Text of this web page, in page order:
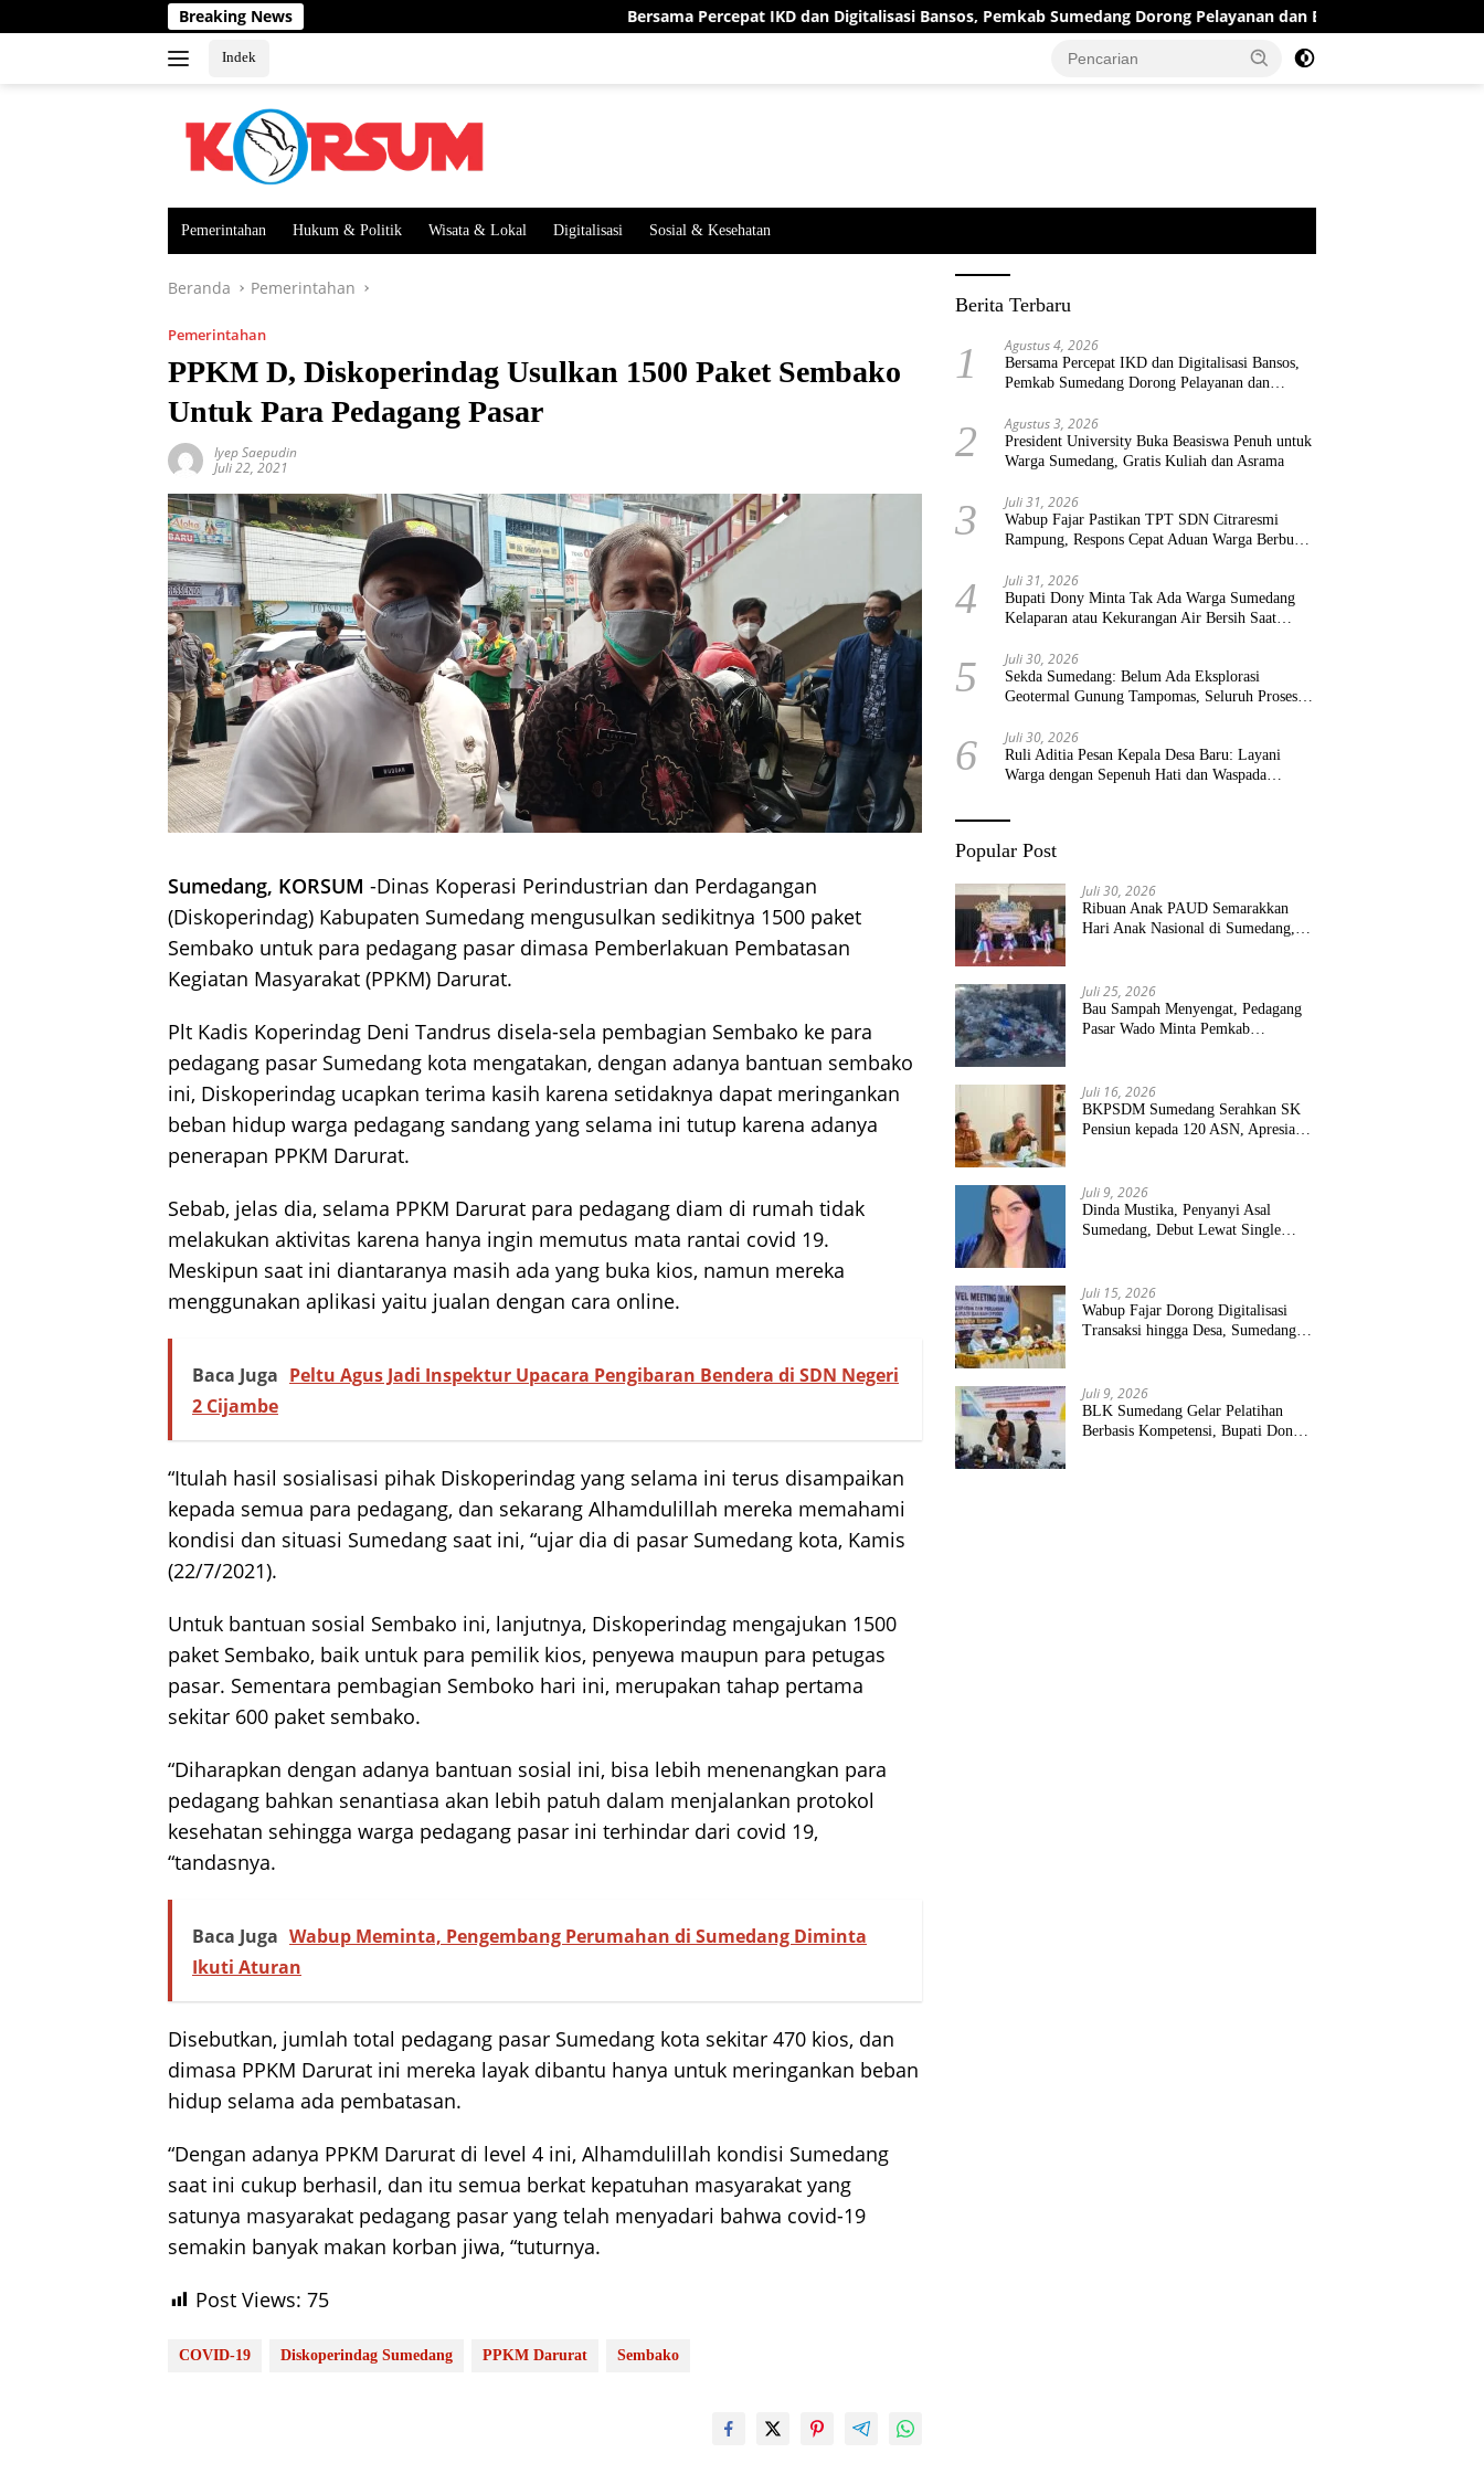
ke
Breaking News Bersama Percepat IKD dan Digitalisasi Bansos, Pemkab Sumedang Dorong Pelayanan dan Bantuan Tepat Sasaran
Indek
Pemerintahan Hukum & Politik Wisata & Lokal Digitalisasi Sosial & Kesehatan
Beranda Pemerintahan
Pemerintahan
PPKM D, Diskoperindag Usulkan 1500 Paket Sembako
Untuk Para Pedagang Pasar
Iyep Saepudin
Juli 22, 2021
Sumedang, KORSUM -Dinas Koperasi Perindustrian dan Perdagangan
(Diskoperindag) Kabupaten Sumedang mengusulkan sedikitnya 1500 paket
Sembako untuk para pedagang pasar dimasa Pemberlakuan Pembatasan
Kegiatan Masyarakat (PPKM) Darurat.
Plt Kadis Koperindag Deni Tandrus disela-sela pembagian Sembako ke para
pedagang pasar Sumedang kota mengatakan, dengan adanya bantuan sembako
ini, Diskoperindag ucapkan terima kasih karena setidaknya dapat meringankan
beban hidup warga pedagang sandang yang selama ini tutup karena adanya
penerapan PPKM Darurat.
Sebab, jelas dia, selama PPKM Darurat para pedagang diam di rumah tidak
melakukan aktivitas karena hanya ingin memutus mata rantai covid 19.
Meskipun saat ini diantaranya masih ada yang buka kios, namun mereka
menggunakan aplikasi yaitu jualan dengan cara online.
Baca Juga Peltu Agus Jadi Inspektur Upacara Pengibaran Bendera di SDN Negeri
2 Cijambe
“Itulah hasil sosialisasi pihak Diskoperindag yang selama ini terus disampaikan
kepada semua para pedagang, dan sekarang Alhamdulillah mereka memahami
kondisi dan situasi Sumedang saat ini, “ujar dia di pasar Sumedang kota, Kamis
(22/7/2021).
Untuk bantuan sosial Sembako ini, lanjutnya, Diskoperindag mengajukan 1500
paket Sembako, baik untuk para pemilik kios, penyewa maupun para petugas
pasar. Sementara pembagian Semboko hari ini, merupakan tahap pertama
sekitar 600 paket sembako.
“Diharapkan dengan adanya bantuan sosial ini, bisa lebih menenangkan para
pedagang bahkan senantiasa akan lebih patuh dalam menjalankan protokol
kesehatan sehingga warga pedagang pasar ini terhindar dari covid 19,
“tandasnya.
Baca Juga Wabup Meminta, Pengembang Perumahan di Sumedang Diminta
Ikuti Aturan
Disebutkan, jumlah total pedagang pasar Sumedang kota sekitar 470 kios, dan
dimasa PPKM Darurat ini mereka layak dibantu hanya untuk meringankan beban
hidup selama ada pembatasan.
“Dengan adanya PPKM Darurat di level 4 ini, Alhamdulillah kondisi Sumedang
saat ini cukup berhasil, dan itu semua berkat kepatuhan masyarakat yang
satunya masyarakat pedagang pasar yang telah menyadari bahwa covid-19
semakin banyak makan korban jiwa, “tuturnya.
Post Views: 75
COVID-19 Diskoperindag Sumedang PPKM Darurat Sembako
Berita Terbaru
1 Agustus 4, 2026
Bersama Percepat IKD dan Digitalisasi Bansos,
Pemkab Sumedang Dorong Pelayanan dan
2 Agustus 3, 2026
President University Buka Beasiswa Penuh untuk
Warga Sumedang, Gratis Kuliah dan Asrama
3 Juli 31, 2026
Wabup Fajar Pastikan TPT SDN Citraresmi
Rampung, Respons Cepat Aduan Warga Berbuah
4 Juli 31, 2026
Bupati Dony Minta Tak Ada Warga Sumedang
Kelaparan atau Kekurangan Air Bersih Saat
5 Juli 30, 2026
Sekda Sumedang: Belum Ada Eksplorasi
Geotermal Gunung Tampomas, Seluruh Proses
6 Juli 30, 2026
Ruli Aditia Pesan Kepala Desa Baru: Layani
Warga dengan Sepenuh Hati dan Waspada
Popular Post
Juli 30, 2026
Ribuan Anak PAUD Semarakkan
Hari Anak Nasional di Sumedang,
Juli 25, 2026
Bau Sampah Menyengat, Pedagang
Pasar Wado Minta Pemkab
Juli 16, 2026
BKPSDM Sumedang Serahkan SK
Pensiun kepada 120 ASN, Apresiasi
Juli 9, 2026
Dinda Mustika, Penyanyi Asal
Sumedang, Debut Lewat Single
Juli 15, 2026
Wabup Fajar Dorong Digitalisasi
Transaksi hingga Desa, Sumedang
Juli 9, 2026
BLK Sumedang Gelar Pelatihan
Berbasis Kompetensi, Bupati Dony